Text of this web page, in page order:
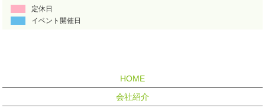
定休日
イベント開催日
HOME
会社紹介